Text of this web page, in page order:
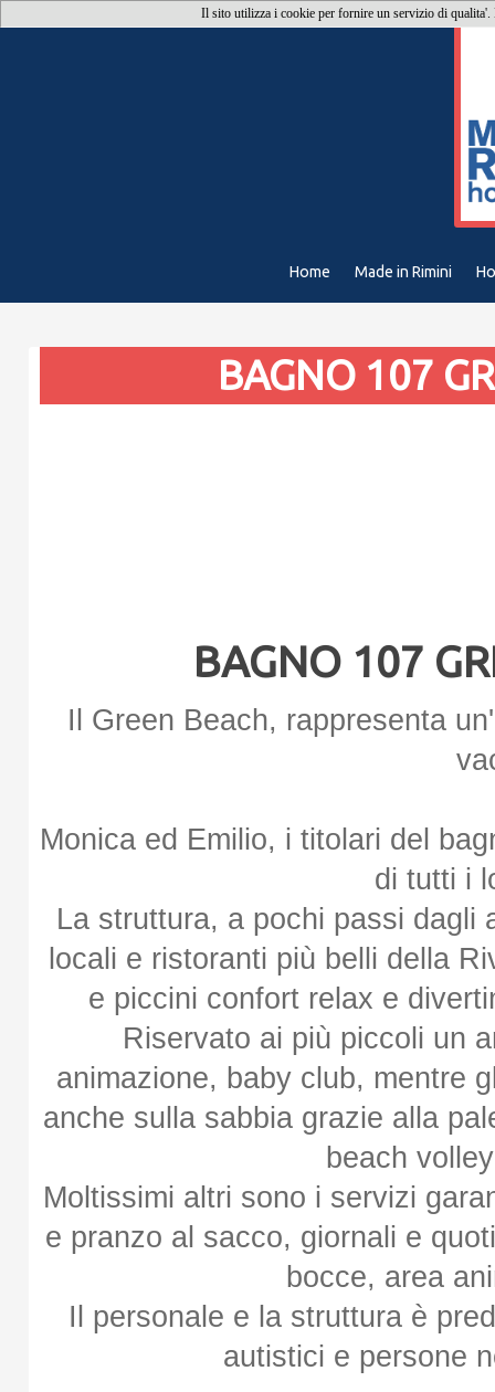
Home Made in Rimini
BAGNO 107
BAGNO 107
Il Green Beach, rappresenta
Monica ed Emilio, i titolari del
di tutti i
La struttura, a pochi passi dagli
locali e ristoranti più belli della
e piccini confort relax e
Riservato ai più piccoli un
animazione, baby club, mentre
anche sulla sabbia grazie alla
beach
Moltissimi altri sono i servizi
e pranzo al sacco, giornali e
bocce, area
Il personale e la struttura è
autistici e persone
Il sito utilizza i cookie per fornire un servizio di qualita'.